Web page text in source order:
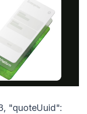
"quoteUuid":